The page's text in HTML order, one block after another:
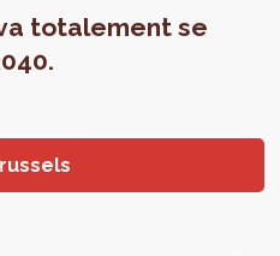
totalement se